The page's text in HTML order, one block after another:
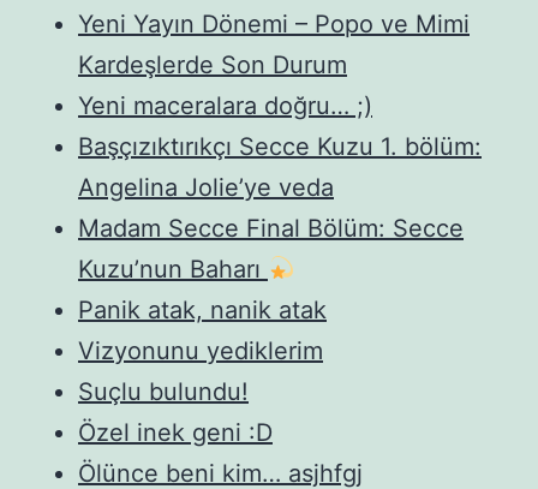
Yeni Yayın Dönemi – Popo ve Mimi
Kardeşlerde Son Durum
Yeni maceralara doğru… ;)
Başçızıktırıkçı Secce Kuzu 1. bölüm:
Angelina Jolie’ye veda
Madam Secce Final Bölüm: Secce
Kuzu’nun Baharı
Panik atak, nanik atak
Vizyonunu yediklerim
Suçlu bulundu!
Özel inek geni :D
Ölünce beni kim… asjhfgj